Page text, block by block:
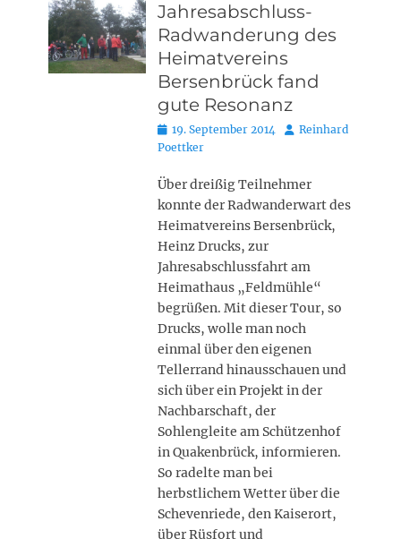
Jahresabschluss-
Radwanderung des
Heimatvereins
Bersenbrück fand
gute Resonanz
Posted
on
19. September 2014 AutorReinhard
Poettker
Über dreißig Teilnehmer
konnte der Radwanderwart des
Heimatvereins Bersenbrück,
Heinz Drucks, zur
Jahresabschlussfahrt am
Heimathaus „Feldmühle“
begrüßen. Mit dieser Tour, so
Drucks, wolle man noch
einmal über den eigenen
Tellerrand hinausschauen und
sich über ein Projekt in der
Nachbarschaft, der
Sohlengleite am Schützenhof
in Quakenbrück, informieren.
So radelte man bei
herbstlichem Wetter über die
Schevenriede, den Kaiserort,
über Rüsfort und